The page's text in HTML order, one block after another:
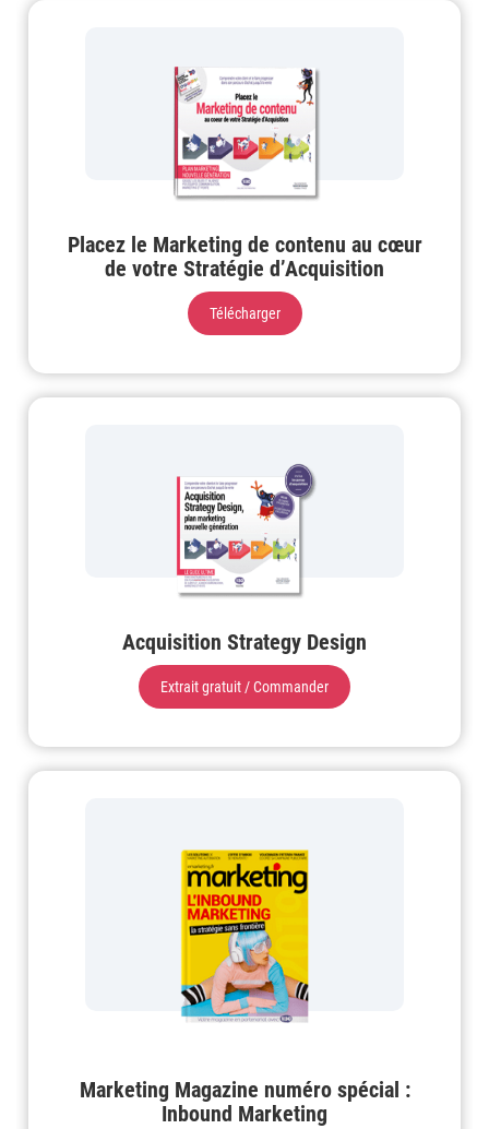
Placez le Marketing de contenu au cœur
de votre Stratégie d’Acquisition
Télécharger
Acquisition Strategy Design
Extrait gratuit / Commander
Marketing Magazine numéro spécial :
Inbound Marketing